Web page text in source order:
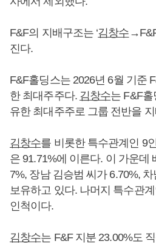
F&F의 지배구조는 ‘김창수
진다.
F&F홀딩스는 2026년 6월 기준
한 최대주주다. 김창수는 F&F홀
유한 최대주주로 그룹 전반을
김창수를 비롯한 특수관계인 9
은 91.71%에 이른다. 이 가운데
7%, 장남 김승범 씨가 6.70%,
보유하고 있다. 나머지 특수관
인척이다.
김창수는 F&F 지분 23.00%도